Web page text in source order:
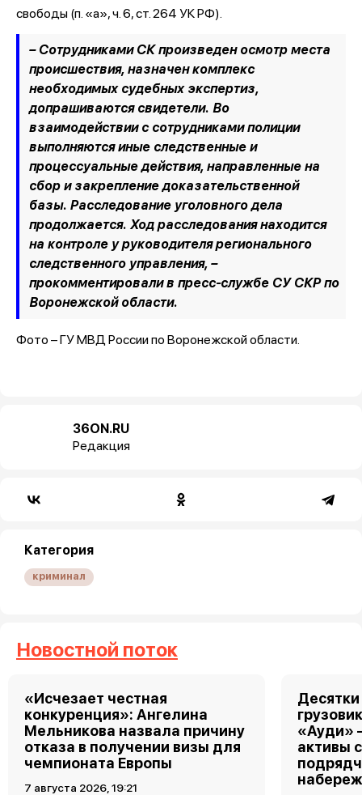
свободы (п. «а», ч. 6, ст. 264 УК РФ).
– Сотрудниками СК произведен осмотр места
происшествия, назначен комплекс
необходимых судебных экспертиз,
допрашиваются свидетели. Во
взаимодействии с сотрудниками полиции
выполняются иные следственные и
процессуальные действия, направленные на
сбор и закрепление доказательственной
базы. Расследование уголовного дела
продолжается. Ход расследования находится
на контроле у руководителя регионального
следственного управления, –
прокомментировали в пресс-службе СУ СКР по
Воронежской области.
Фото – ГУ МВД России по Воронежской области.
36ON.RU
Редакция
Категория
криминал
Новостной поток
«Исчезает честная
конкуренция»: Ангелина
Мельникова назвала причину
отказа в получении визы для
чемпионата Европы
7 августа 2026, 19:21
«Ауди»
активы